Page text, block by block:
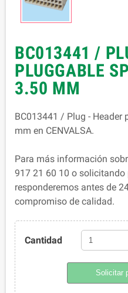
BC013441 /
PLUGGABLE
3.50 MM
BC013441 / Plug - Header
mm en CENVALSA.
Para más información
917 21 60 10 o solicitando
responderemos antes de
compromiso de calidad.
Cantidad
Solicitar